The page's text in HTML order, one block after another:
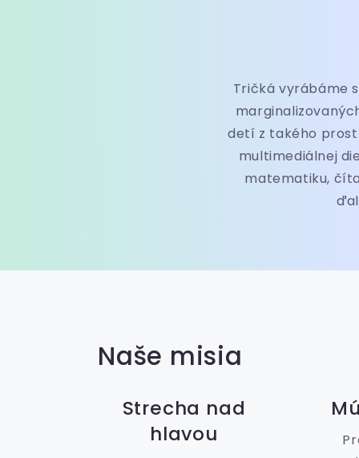
Tričká vyrábáme
detí z takého
multimediálnej
matematiku,
Naše misia
Strecha nad
hlavou